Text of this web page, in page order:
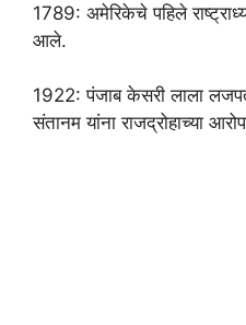
1789: अमेरिकेचे पहिले
आले.
1922: पंजाब केसरी लाला
संतानम यांना राजद्रोहाच्या